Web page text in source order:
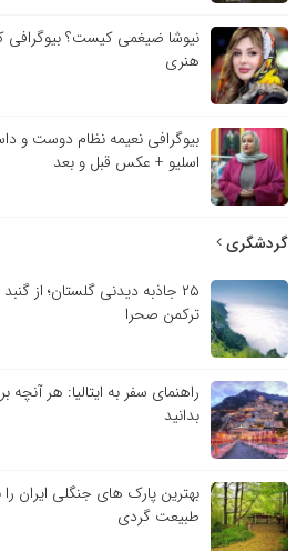
نیوشا ضیغمی کیست؟ بیوگرافی
هنری
بیوگرافی نعیمه نظام دوست و
اسلیو + عکس قبل و بعد
گردشگری
۲۵ جاذبه دیدنی گلستان؛ از
ترکمن صحرا
راهنمای سفر به ایتالیا: هر آنچه
بدانید
بهترین پارک های جنگلی ایران
طبیعت گردی